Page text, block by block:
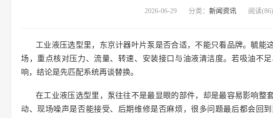
2026-06-29 分类： 新闻资讯 阅读(86)
工业液压选型里，东京计器叶片泵是否合适，不能只看品牌。毓能
场，重点核对压力、流量、转速、安装接口与油液清洁度。若吸油不
响，结论是先匹配系统再谈替换。
在工业液压选型里，泵往往不是最显眼的部件，却是最容易影响整
动、现场噪声是否能接受、后期维修是否麻烦，很多问题最后都会回